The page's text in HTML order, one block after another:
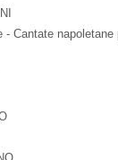
- Cantate